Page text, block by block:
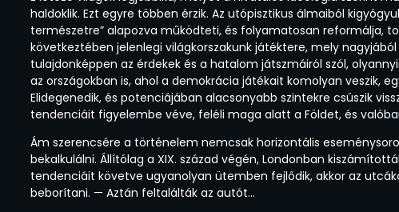
haldoklik. Ezt egyre többen érzik. Az utópisztikus álmaiból
természetre” alapozva működteti, és folyamatosan reformálja,
következtében jelenlegi világkorszakunk játéktere, mely
tulajdonképpen az érdekek és a hatalom játszmáiról szól,
az országokban is, ahol a demokrácia játékait komolyan veszik,
Elidegenedik, és potenciájában alacsonyabb szintekre csúszik
tendenciáit figyelembe véve, feléli maga alatt a Földet, és
Ám szerencsére a történelem nemcsak horizontális
bekalkulálni. Állítólag a XIX. század végén, Londonban
tendenciáit követve ugyanolyan ütemben fejlődik, akkor az
beborítani. — Aztán feltalálták az autót…